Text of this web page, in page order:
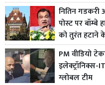
नितिन
पोस्ट पर बॉम्बे
को तुरंत
PM वीडियो
ग्लोबल टीम